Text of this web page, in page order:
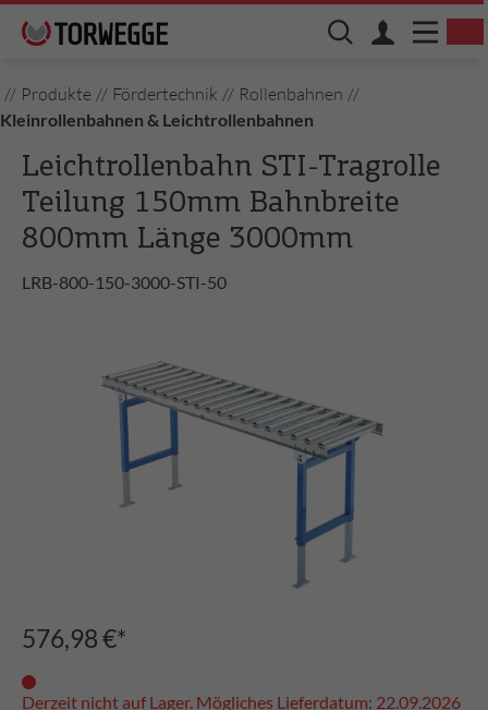
// Produkte // Fördertechnik // Rollenbahnen //
Kleinrollenbahnen & Leichtrollenbahnen
Leichtrollenbahn STI-Tragrolle
Teilung 150mm Bahnbreite
800mm Länge 3000mm
LRB-800-150-3000-STI-50
576,98 €*
Derzeit nicht auf Lager. Mögliches Lieferdatum: 22.09.2026